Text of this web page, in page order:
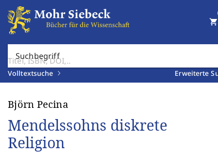
Suchbegriff
Volltextsuche Erweiterte
shopping_cart
Björn Pecina
Mendelssohns diskrete
Religion